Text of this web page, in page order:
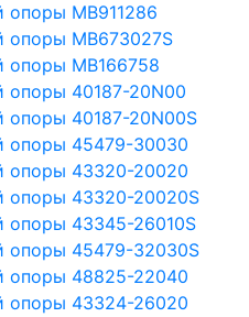
MB911286
MB673027S
MB166758
40187-20N00
40187-20N00S
опоры 45479-30030
опоры 43320-20020
опоры 43320-20020S
опоры 43345-26010S
опоры 45479-32030S
опоры 48825-22040
опоры 43324-26020